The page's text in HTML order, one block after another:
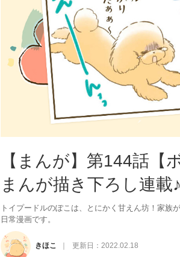
【まんが】第144話【
まんが描き下ろし連載♪
トイプードルのぽこは、とにかく甘えん坊！家
日常漫画です。
きほこ 更新日： 2022.02.18